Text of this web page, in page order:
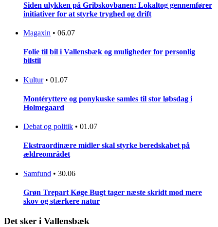
Siden ulykken på Gribskovbanen: Lokaltog gennemfører
initiativer for at styrke tryghed og drift
Magaxin • 06.07
Folie til bil i Vallensbæk og muligheder for personlig
bilstil
Kultur • 01.07
Montéryttere og ponykuske samles til stor løbsdag i
Holmegaard
Debat og politik • 01.07
Ekstraordinære midler skal styrke beredskabet på
ældreområdet
Samfund • 30.06
Grøn Trepart Køge Bugt tager næste skridt mod mere
skov og stærkere natur
Det sker i Vallensbæk